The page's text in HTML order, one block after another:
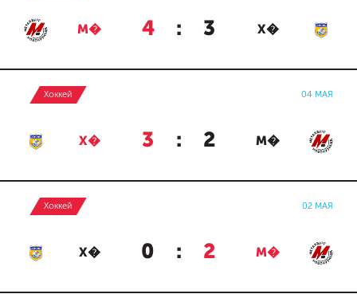
М� 4 : 3 Х�
Хоккей 04 МАЯ
Х� 3 : 2 М�
Хоккей 02 МАЯ
Х� 0 : 2 М�